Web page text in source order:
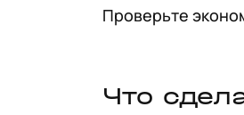
Проверьте
Что